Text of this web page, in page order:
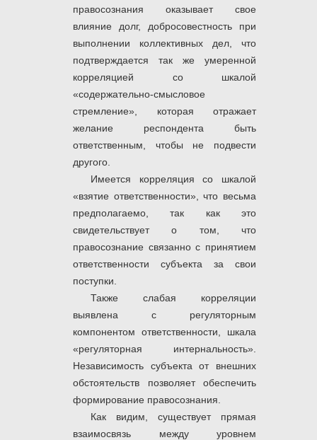
правосознания оказывает свое
влияние долг, добросовестность при
выполнении коллективных дел, что
подтверждается так же умеренной
корреляцией со шкалой
«содержательно-смысловое
стремление», которая отражает
желание респондента быть
ответственным, чтобы не подвести
другого.
Имеется корреляция со шкалой
«взятие ответственности», что весьма
предполагаемо, так как это
свидетельствует о том, что
правосознание связанно с принятием
ответственности субъекта за свои
поступки.
Также слабая корреляции
выявлена с регуляторным
компонентом ответственности, шкала
«регуляторная интернальность».
Независимость субъекта от внешних
обстоятельств позволяет обеспечить
формирование правосознания.
Как видим, существует прямая
взаимосвязь между уровнем